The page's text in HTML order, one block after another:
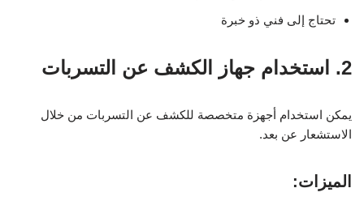
تحتاج إلى فني ذو خبرة
2. استخدام جهاز الكشف عن التسربات
يمكن استخدام أجهزة متخصصة للكشف عن التسربات من خلال
الاستشعار عن بعد.
الميزات: